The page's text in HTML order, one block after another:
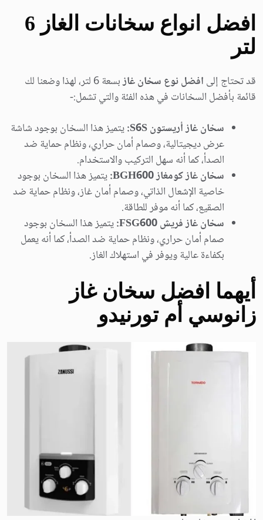
افضل انواع سخانات الغاز 6
لتر
قد تحتاج إلى افضل نوع سخان غاز
بسعة 6 لتر، لهذا وضعنا لك
قائمة بأفضل السخانات في هذه الفئة والتي تشمل:-
سخان غاز أريستون S6S:
يتميز هذا السخان بوجود شاشة
عرض ديجيتالية، وصمام أمان حراري، ونظام حماية ضد
الصدأ، كما أنه سهل التركيب والاستخدام.
سخان غاز كومغاز BGH600:
يتميز هذا السخان بوجود
خاصية الإشعال الذاتي، وصمام أمان غاز، ونظام حماية ضد
الصقيع، كما أنه موفر للطاقة.
سخان غاز فريش FSG600:
يتميز هذا السخان بوجود
صمام أمان حراري، ونظام حماية ضد الصدأ، كما أنه يعمل
بكفاءة عالية ويوفر في استهلاك الغاز.
أيهما افضل سخان غاز
زانوسي أم تورنيدو